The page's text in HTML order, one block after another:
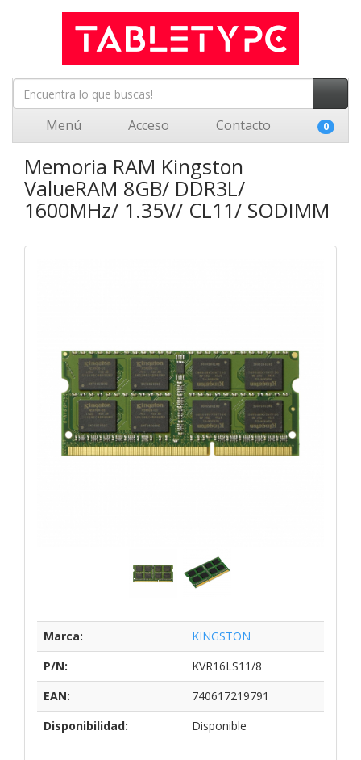
Menú Acceso Contacto 0
Memoria RAM Kingston
ValueRAM 8GB/ DDR3L/
1600MHz/ 1.35V/ CL11/ SODIMM
Marca:
KINGSTON
P/N:
KVR16LS11/8
EAN:
740617219791
Disponibilidad:
Disponible